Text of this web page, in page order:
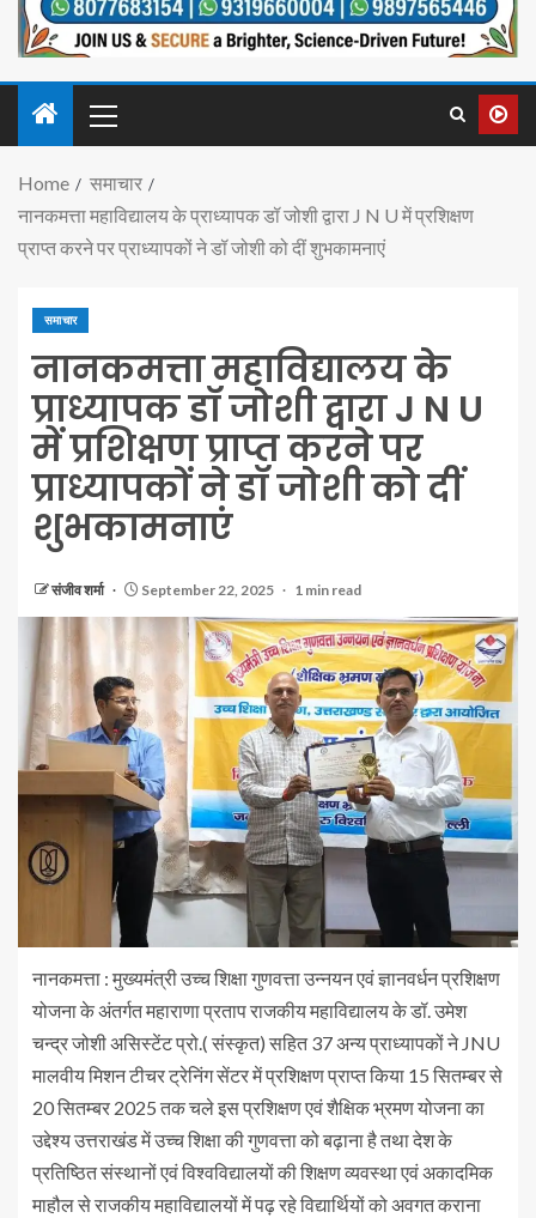
Home
समाचार
नानकमत्ता महाविद्यालय के प्राध्यापक डॉ जोशी द्वारा J N U में प्रशिक्षण
प्राप्त करने पर प्राध्यापकों ने डॉ जोशी को दीं शुभकामनाएं
समाचार
नानकमत्ता महाविद्यालय के
प्राध्यापक डॉ जोशी द्वारा J N U
में प्रशिक्षण प्राप्त करने पर
प्राध्यापकों ने डॉ जोशी को दीं
शुभकामनाएं
संजीव शर्मा September 22, 2025 1 min read
नानकमत्ता : मुख्यमंत्री उच्च शिक्षा गुणवत्ता उन्नयन एवं ज्ञानवर्धन प्रशिक्षण
योजना के अंतर्गत महाराणा प्रताप राजकीय महाविद्यालय के डॉ. उमेश
चन्द्र जोशी असिस्टेंट प्रो.( संस्कृत) सहित 37 अन्य प्राध्यापकों ने JNU
मालवीय मिशन टीचर ट्रेनिंग सेंटर में प्रशिक्षण प्राप्त किया 15 सितम्बर से
20 सितम्बर 2025 तक चले इस प्रशिक्षण एवं शैक्षिक भ्रमण योजना का
उद्देश्य उत्तराखंड में उच्च शिक्षा की गुणवत्ता को बढ़ाना है तथा देश के
प्रतिष्ठित संस्थानों एवं विश्वविद्यालयों की शिक्षण व्यवस्था एवं अकादमिक
माहौल से राजकीय महाविद्यालयों में पढ़ रहे विद्यार्थियों को अवगत कराना